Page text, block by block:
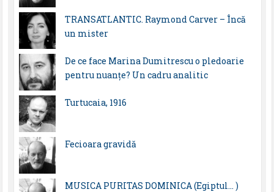
TRANSATLANTIC. Raymond Carver – Încă
un mister
De ce face Marina Dumitrescu o pledoarie
pentru nuanțe? Un cadru analitic
Turtucaia, 1916
Fecioara gravidă
MUSICA PURITAS DOMINICA (Egiptul… )